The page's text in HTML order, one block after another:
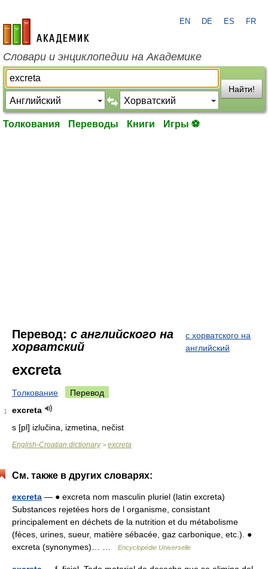
academic.ru
EN DE ES FR
Словари и энциклопедии на Академике
Найти!
Толкования Переводы Книги Игры ⚽
Перевод: с английского на
хорватский
с хорватского на
английский
excreta
Толкование Перевод
1
excreta
s [pl] izlučina, izmetina, nečist
English-Croatian dictionary> excreta
См. также в других словарях:
excreta — ● excreta nom masculin pluriel (latin excreta)
Substances rejetées hors de l organisme, consistant
principalement en déchets de la nutrition et du métabolisme
(fèces, urines, sueur, matière sébacée, gaz carbonique, etc.). ●
excreta (synonymes)… …
Encyclopédie Universelle